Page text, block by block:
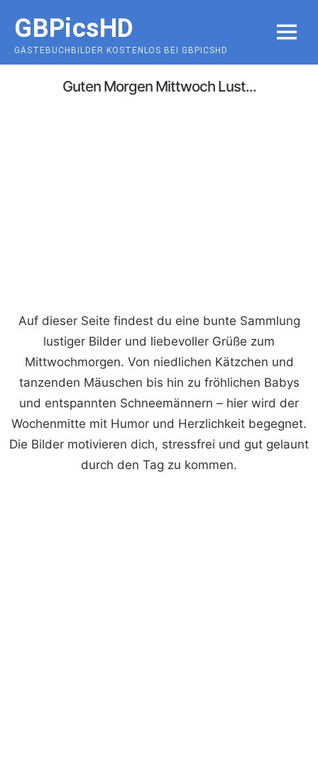
content
GBPicsHD
GÄSTEBUCHBILDER KOSTENLOS BEI GBPICSHD
MENU
Guten Morgen Mittwoch Lust...
Auf dieser Seite findest du eine bunte Sammlung
lustiger Bilder und liebevoller Grüße zum
Mittwochmorgen. Von niedlichen Kätzchen und
tanzenden Mäuschen bis hin zu fröhlichen Babys
und entspannten Schneemännern – hier wird der
Wochenmitte mit Humor und Herzlichkeit begegnet.
Die Bilder motivieren dich, stressfrei und gut gelaunt
durch den Tag zu kommen.